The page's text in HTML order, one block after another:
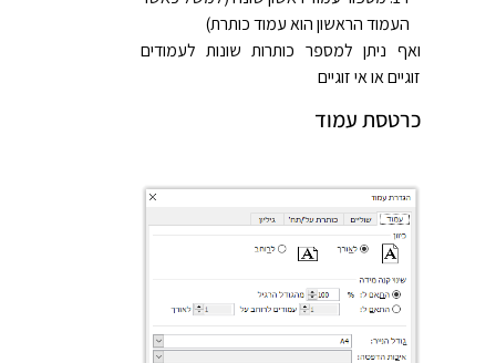
העמוד הראשון הוא עמוד כותרת)
ואף ניתן למספר כותרות שונות לעמודים
זוגיים או אי זוגיים
כרטסת עמוד